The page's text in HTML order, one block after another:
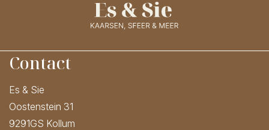
Contact
Es & Sie
Oostenstein 31
9291GS Kollum